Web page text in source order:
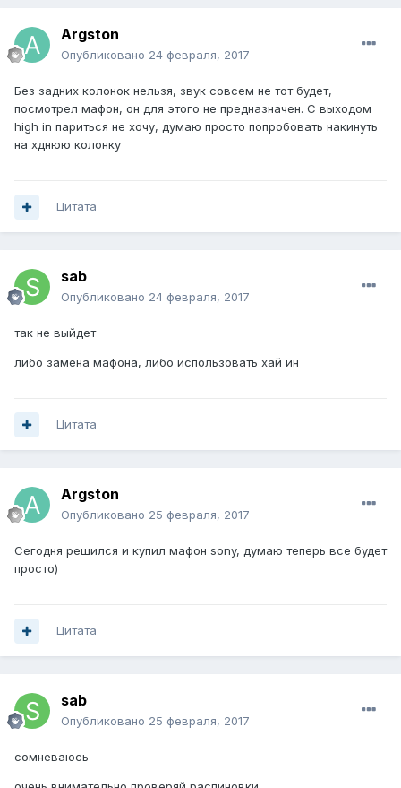
Argston
Опубликовано 24 февраля, 2017
Без задних колонок нельзя, звук совсем не тот будет,
посмотрел мафон, он для этого не предназначен. С выходом
high in париться не хочу, думаю просто попробовать накинуть
на хднюю колонку
Цитата
sab
Опубликовано 24 февраля, 2017
так не выйдет
либо замена мафона, либо использовать хай ин
Цитата
Argston
Опубликовано 25 февраля, 2017
Сегодня решился и купил мафон sony, думаю теперь все будет
просто)
Цитата
sab
Опубликовано 25 февраля, 2017
сомневаюсь